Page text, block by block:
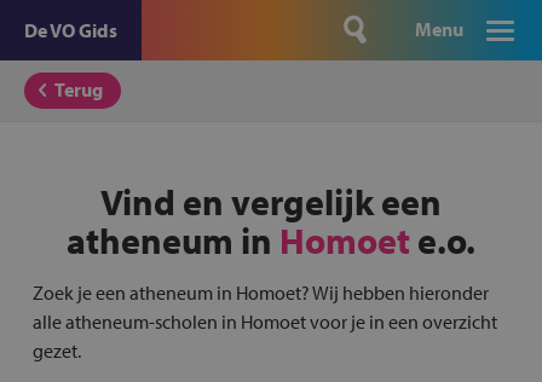
De VO Gids Menu
Terug
Vind en vergelijk een
atheneum in Homoet e.o.
Zoek je een atheneum in Homoet? Wij hebben hieronder
alle atheneum-scholen in Homoet voor je in een overzicht
gezet.